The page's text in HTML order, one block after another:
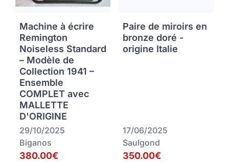
Machine à écrire
Remington
Noiseless Standard
– Modèle de
Collection 1941 –
Ensemble
COMPLET avec
MALLETTE
D'ORIGINE
29/10/2025
Biganos
380.00€
Paire de miroirs en
bronze doré -
origine Italie
17/06/2025
Saulgond
350.00€